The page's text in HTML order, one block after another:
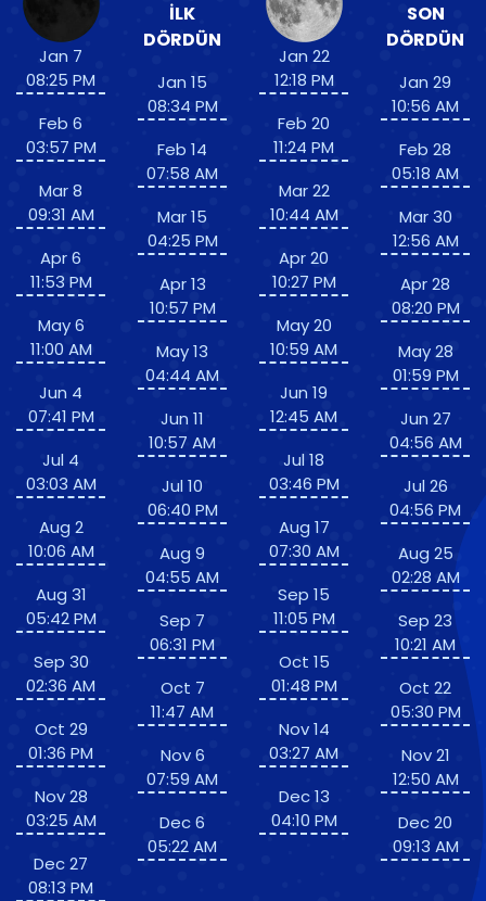
Jan 7
08:25 PM
Feb 6
03:57 PM
Mar 8
09:31 AM
Apr 6
11:53 PM
May 6
11:00 AM
Jun 4
07:41 PM
Jul 4
03:03 AM
Aug 2
10:06 AM
Aug 31
05:42 PM
Sep 30
02:36 AM
Oct 29
01:36 PM
Nov 28
03:25 AM
Dec 27
08:13 PM
İLK
DÖRDÜN
Jan 15
08:34 PM
Feb 14
07:58 AM
Mar 15
04:25 PM
Apr 13
10:57 PM
May 13
04:44 AM
Jun 11
10:57 AM
Jul 10
06:40 PM
Aug 9
04:55 AM
Sep 7
06:31 PM
Oct 7
11:47 AM
Nov 6
07:59 AM
Dec 6
05:22 AM
Jan 22
12:18 PM
Feb 20
11:24 PM
Mar 22
10:44 AM
Apr 20
10:27 PM
May 20
10:59 AM
Jun 19
12:45 AM
Jul 18
03:46 PM
Aug 17
07:30 AM
Sep 15
11:05 PM
Oct 15
01:48 PM
Nov 14
03:27 AM
Dec 13
04:10 PM
SON
DÖRDÜN
Jan 29
10:56 AM
Feb 28
05:18 AM
Mar 30
12:56 AM
Apr 28
08:20 PM
May 28
01:59 PM
Jun 27
04:56 AM
Jul 26
04:56 PM
Aug 25
02:28 AM
Sep 23
10:21 AM
Oct 22
05:30 PM
Nov 21
12:50 AM
Dec 20
09:13 AM